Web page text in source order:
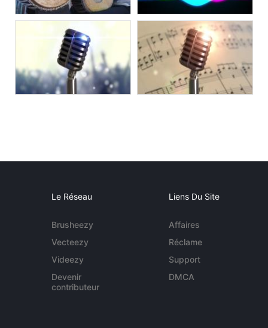
Le Réseau
Brusheezy
Vecteezy
Videezy
Devenir
contributeur
Liens Du Site
Affaires
Réclame
Support
DMCA